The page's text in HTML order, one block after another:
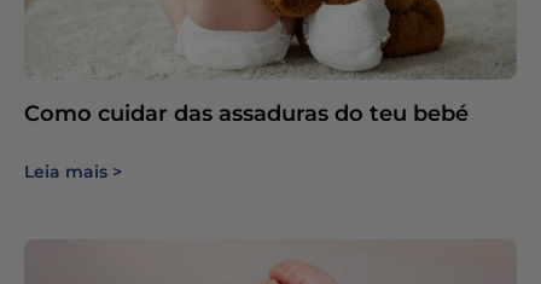
Como cuidar das assaduras do teu bebé
Leia mais